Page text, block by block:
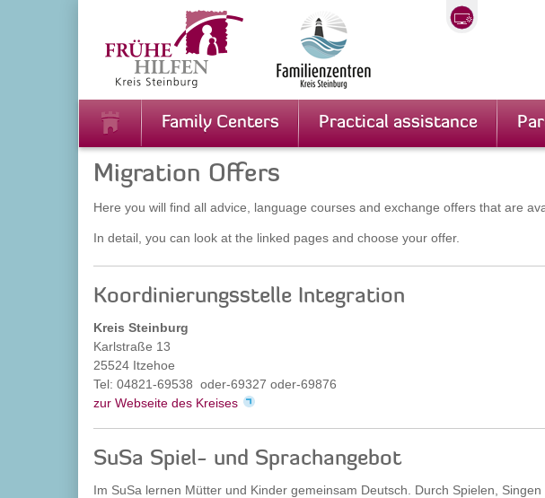
Family Centers Practical assistance
Migration Offers
Here you will find all advice, language courses and exchange offers that are
In detail, you can look at the linked pages and choose your offer.
Koordinierungsstelle Integration
Kreis Steinburg
Karlstraße 13
25524 Itzehoe
Tel: 04821-69538 oder-69327 oder-69876
zur Webseite des Kreises
SuSa Spiel- und Sprachangebot
Im SuSa lernen Mütter und Kinder gemeinsam Deutsch. Durch Spielen,